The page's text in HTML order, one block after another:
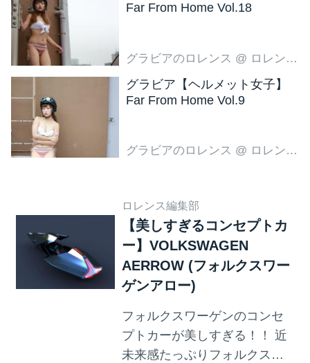
Far From Home Vol.18
グラビアのロレンス @ ロレンス編集部
グラビア【ヘルメット女子】
Far From Home Vol.9
グラビアのロレンス @ ロレンス編集部
ロレンス編集部
【美しすぎるコンセプトカ
ー】VOLKSWAGEN
AERROW (フォルクスワー
ゲンアロー)
フォルクスワーゲンのコンセ
プトカーが美しすぎる！！ 近
未来感たっぷりフォルクスワ